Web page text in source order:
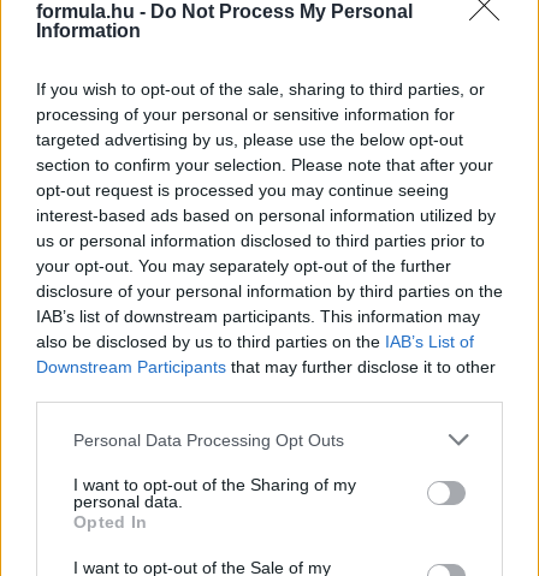
formula.hu - Do Not Process My Personal
Information
If you wish to opt-out of the sale, sharing to third parties, or
processing of your personal or sensitive information for
targeted advertising by us, please use the below opt-out
section to confirm your selection. Please note that after your
opt-out request is processed you may continue seeing
interest-based ads based on personal information utilized by
us or personal information disclosed to third parties prior to
your opt-out. You may separately opt-out of the further
disclosure of your personal information by third parties on the
IAB’s list of downstream participants. This information may
also be disclosed by us to third parties on the IAB’s List of
Downstream Participants that may further disclose it to other
Please note that this website/app uses one or more Google
not limited to your visit or usage behaviour. You may click to
grant or deny consent to Google and its third-party tags to
use your data for below specified purposes in below Google
consent section.
Personal Data Processing Opt Outs
I want to opt-out of the Sharing of my
personal data.
Opted In
I want to opt-out of the Sale of my
18 órája
Eljegyezte kedvesét George Russell